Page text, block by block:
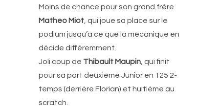
Moins de chance pour son grand frère
Matheo Miot , qui joue sa place sur le
podium jusqu’à ce que la mécanique en
décide différemment.
Joli coup de Thibault Maupin , qui finit
pour sa part deuxième Junior en 125 2-
temps (derrière Florian) et huitième au
scratch.